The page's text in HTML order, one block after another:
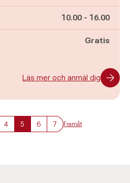
Pågår mellan
10.00 - och
16.00
Gratis
Läs mer och anmäl dig
4 5 6 7 Framåt